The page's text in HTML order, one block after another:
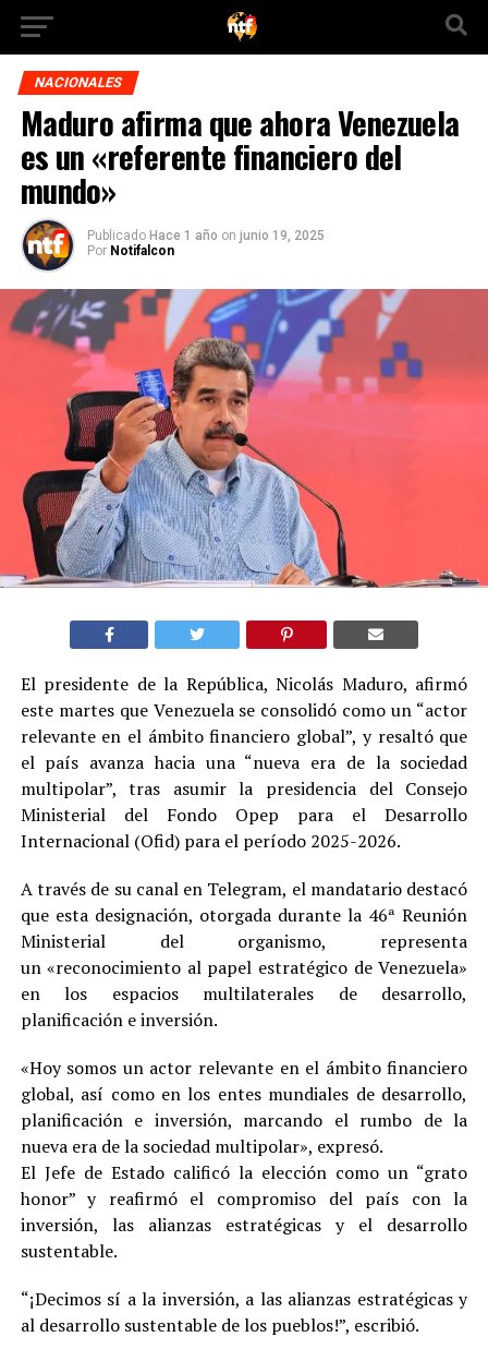
NACIONALES
Maduro afirma que ahora Venezuela
es un «referente financiero del
mundo»
Publicado Hace 1 año on junio 19, 2025
Por Notifalcon
El presidente de la República, Nicolás Maduro, afirmó
este martes que Venezuela se consolidó como un “actor
relevante en el ámbito financiero global”, y resaltó que
el país avanza hacia una “nueva era de la sociedad
multipolar”, tras asumir la presidencia del Consejo
Ministerial del Fondo Opep para el Desarrollo
Internacional (Ofid) para el período 2025-2026.
A través de su canal en Telegram, el mandatario destacó
que esta designación, otorgada durante la 46ª Reunión
Ministerial del organismo, representa
un «reconocimiento al papel estratégico de Venezuela»
en los espacios multilaterales de desarrollo,
planificación e inversión.
«Hoy somos un actor relevante en el ámbito financiero
global, así como en los entes mundiales de desarrollo,
planificación e inversión, marcando el rumbo de la
nueva era de la sociedad multipolar», expresó.
El Jefe de Estado calificó la elección como un “grato
honor” y reafirmó el compromiso del país con la
inversión, las alianzas estratégicas y el desarrollo
sustentable.
“¡Decimos sí a la inversión, a las alianzas estratégicas y
al desarrollo sustentable de los pueblos!”, escribió.